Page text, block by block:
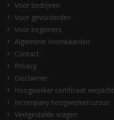
Voor bedrijven
Voor gevorderden
Voor beginners
Algemene Voorwaarden
Contact
Privacy
Disclaimer
Hoogwerker certificaat verplicht
Incompany hoogwerkercursus
Veelgestelde vragen